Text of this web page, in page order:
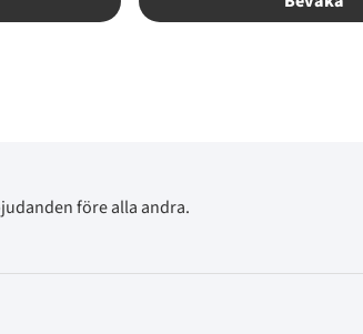
före alla andra.